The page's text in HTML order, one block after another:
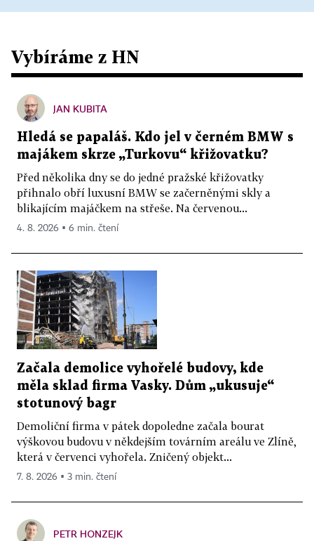
Vybíráme z HN
JAN KUBITA
Hledá se papaláš. Kdo jel v černém BMW s
majákem skrze „Turkovu“ křižovatku?
Před několika dny se do jedné pražské křižovatky
přihnalo obří luxusní BMW se začerněnými skly a
blikajícím majáčkem na střeše. Na červenou...
4. 8. 2026 ▪ 6 min. čtení
Začala demolice vyhořelé budovy, kde
měla sklad firma Vasky. Dům „ukusuje“
stotunový bagr
Demoliční firma v pátek dopoledne začala bourat
výškovou budovu v někdejším továrním areálu ve Zlíně,
která v červenci vyhořela. Zničený objekt...
7. 8. 2026 ▪ 3 min. čtení
PETR HONZEJK